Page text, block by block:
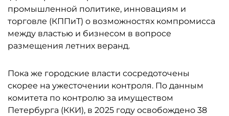
промышленной политике, инновациям и
торговле (КППиТ) о возможностях компромисса
между властью и бизнесом в вопросе
размещения летних веранд.
Пока же городские власти сосредоточены
скорее на ужесточении контроля. По данным
комитета по контролю за имуществом
Петербурга (ККИ), в 2025 году освобождено 38